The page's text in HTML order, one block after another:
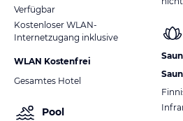
Verfügbar
Kostenloser WLAN-
Internetzugang inklusive
WLAN Kostenfrei
Gesamtes Hotel
Pool